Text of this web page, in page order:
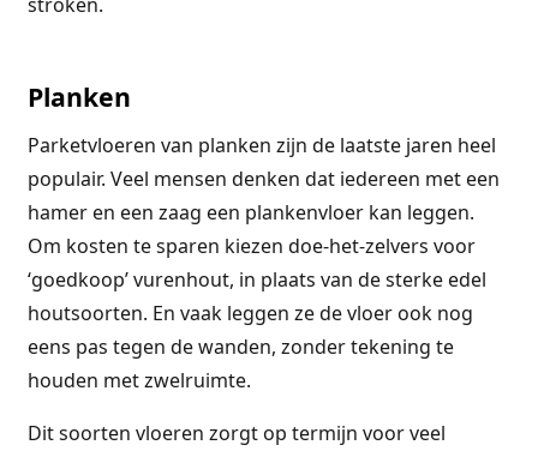
stroken.
Planken
Parketvloeren van planken zijn de laatste jaren heel
populair. Veel mensen denken dat iedereen met een
hamer en een zaag een plankenvloer kan leggen.
Om kosten te sparen kiezen doe-het-zelvers voor
‘goedkoop’ vurenhout, in plaats van de sterke edel
houtsoorten. En vaak leggen ze de vloer ook nog
eens pas tegen de wanden, zonder tekening te
houden met zwelruimte.
Dit soorten vloeren zorgt op termijn voor veel